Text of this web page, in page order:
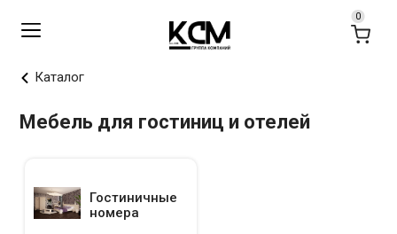
Каталог
Мебель для гостиниц и отелей
Гостиничные
номера